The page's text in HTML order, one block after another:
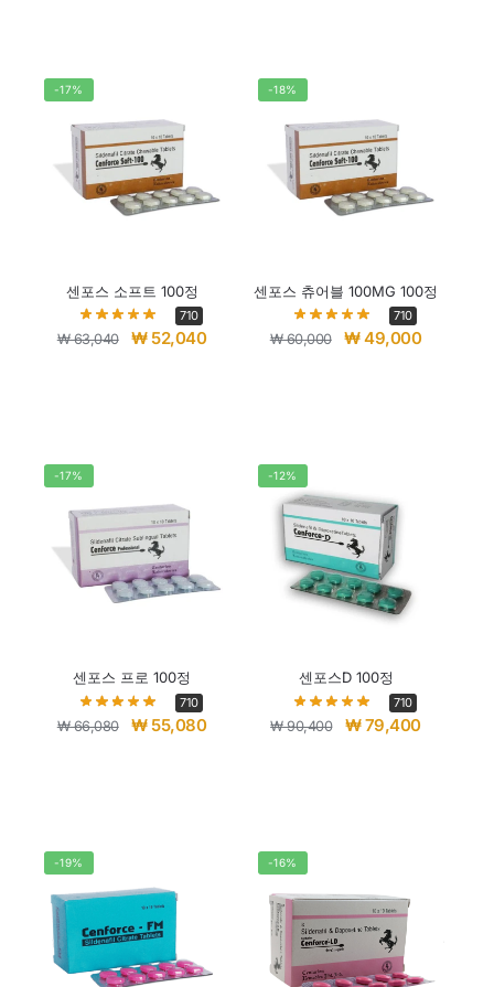
-17%
센포스 소프트 100정
710
₩63,040 ₩52,040
-18%
센포스 츄어블 100MG 100정
710
₩60,000 ₩49,000
-17%
센포스 프로 100정
710
₩66,080 ₩55,080
-12%
센포스D 100정
710
₩90,400 ₩79,400
-19% -16%